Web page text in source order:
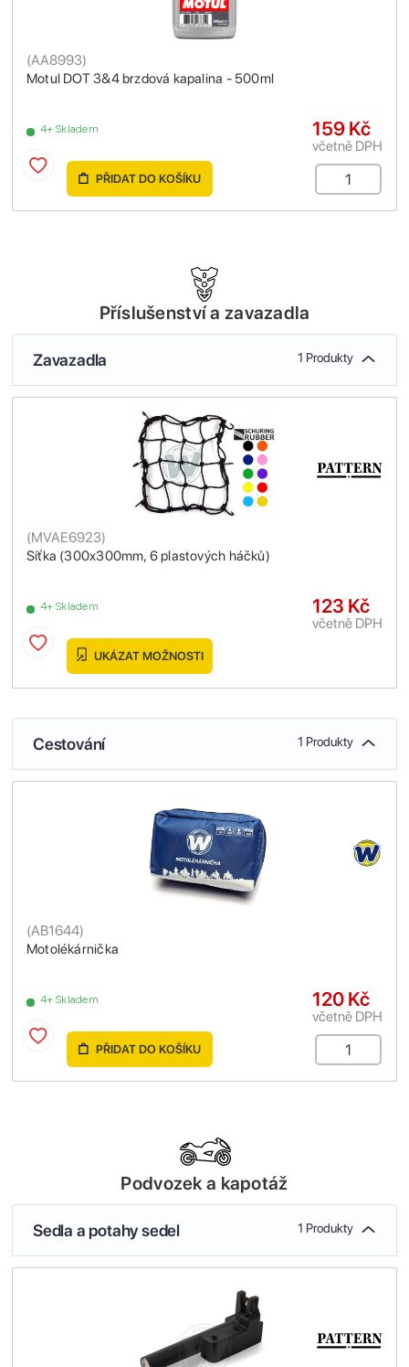
Motul DOT 3&4 brzdová kapalina - 500ml
(AA8993)
4+ Skladem 159 Kč
včetně DPH
PŘIDAT DO KOŠÍKU
Příslušenství a zavazadla
Zavazadla 1 Produkty
Síťka (300x300mm, 6 plastových háčků)
(MVAE6923)
4+ Skladem 123 Kč
včetně DPH
UKÁZAT MOŽNOSTI
Cestování 1 Produkty
Motolékárnička
(AB1644)
4+ Skladem 120 Kč
včetně DPH
PŘIDAT DO KOŠÍKU
Podvozek a kapotáž
Sedla a potahy sedel 1 Produkty